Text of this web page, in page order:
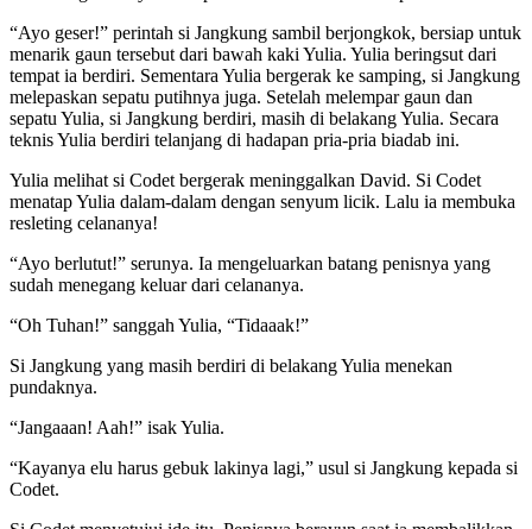
“Ayo geser!” perintah si Jangkung sambil berjongkok, bersiap untuk
menarik gaun tersebut dari bawah kaki Yulia. Yulia beringsut dari
tempat ia berdiri. Sementara Yulia bergerak ke samping, si Jangkung
melepaskan sepatu putihnya juga. Setelah melempar gaun dan
sepatu Yulia, si Jangkung berdiri, masih di belakang Yulia. Secara
teknis Yulia berdiri telanjang di hadapan pria-pria biadab ini.
Yulia melihat si Codet bergerak meninggalkan David. Si Codet
menatap Yulia dalam-dalam dengan senyum licik. Lalu ia membuka
resleting celananya!
“Ayo berlutut!” serunya. Ia mengeluarkan batang penisnya yang
sudah menegang keluar dari celananya.
“Oh Tuhan!” sanggah Yulia, “Tidaaak!”
Si Jangkung yang masih berdiri di belakang Yulia menekan
pundaknya.
“Jangaaan! Aah!” isak Yulia.
“Kayanya elu harus gebuk lakinya lagi,” usul si Jangkung kepada si
Codet.